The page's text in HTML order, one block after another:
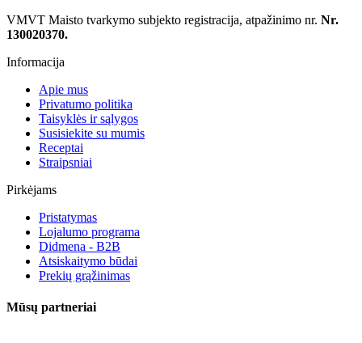
VMVT Maisto tvarkymo subjekto registracija, atpažinimo nr. Nr.
130020370.
Informacija
Apie mus
Privatumo politika
Taisyklės ir sąlygos
Susisiekite su mumis
Receptai
Straipsniai
Pirkėjams
Pristatymas
Lojalumo programa
Didmena - B2B
Atsiskaitymo būdai
Prekių grąžinimas
Mūsų partneriai